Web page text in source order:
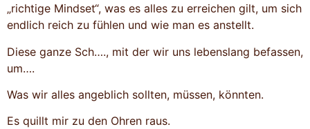
„richtige Mindset“, was es alles zu erreichen gilt, um sich
endlich reich zu fühlen und wie man es anstellt.
Diese ganze Sch…., mit der wir uns lebenslang befassen,
um….
Was wir alles angeblich sollten, müssen, könnten.
Es quillt mir zu den Ohren raus.